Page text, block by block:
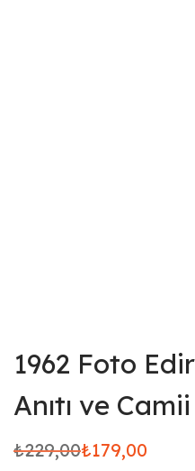
1962 Foto
Anıtı ve
₺229,00
Orijinal
₺179,00
Şu